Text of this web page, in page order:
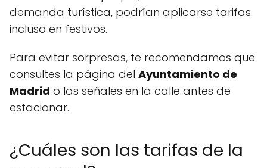
demanda turística, podrían aplicarse tarifas
incluso en festivos.
Para evitar sorpresas, te recomendamos que
consultes la página del Ayuntamiento de
Madrid o las señales en la calle antes de
estacionar.
¿Cuáles son las tarifas de la